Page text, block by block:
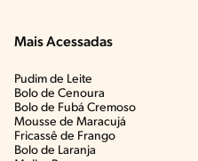
Mais Acessadas
Pudim de Leite
Bolo de Cenoura
Bolo de Fubá Cremoso
Mousse de Maracujá
Fricassê de Frango
Bolo de Laranja